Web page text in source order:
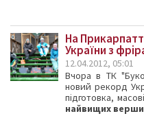
На
України з
12.04.2012, 05:01
Вчора в ТК
новий рекорд
підготовка,
найвищих